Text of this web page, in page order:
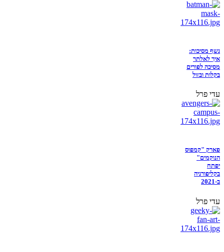
נשף מסיכות:
איך לאלתר
מסיכה לפורים
בקלות ובזול
עדי פרל
פארק "קמפוס
הנוקמים"
יפתח
בקליפורניה
ב-2021
עדי פרל